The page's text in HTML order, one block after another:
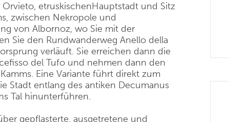
etruskischenHauptstadt und Sitz
zwischen Nekropole und
von Albornoz, wo Sie mit der
Sie den Rundwanderweg Anello della
verläuft. Sie erreichen dann die
del Tufo und nehmen dann den
Eine Variante führt direkt zum
Stadt entlang des antiken Decumanus
Tal hinunterführen.
gepflasterte, ausgetretene und